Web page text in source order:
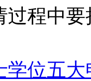
过程中
学位五